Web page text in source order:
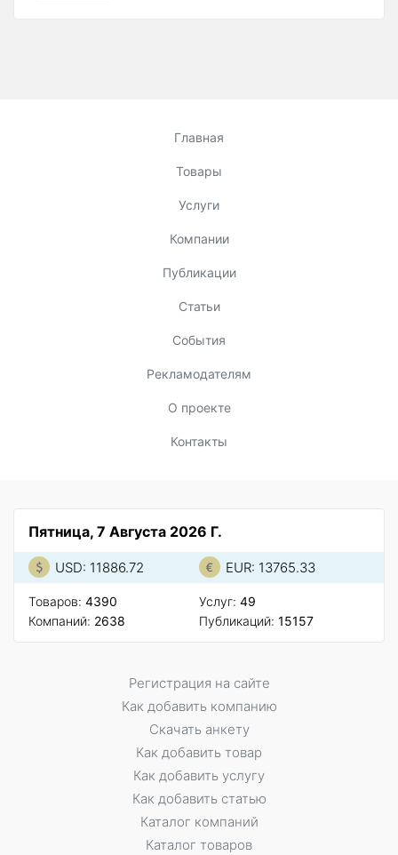
Главная
Товары
Услуги
Компании
Публикации
Статьи
События
Рекламодателям
О проекте
Контакты
Пятница, 7 Августа 2026 Г.
USD: 11886.72 EUR: 13765.33
Товаров: 4390
Компаний: 2638
Услуг: 49
Публикаций: 15157
Регистрация на сайте
Как добавить компанию
Скачать анкету
Как добавить товар
Как добавить услугу
Как добавить статью
Каталог компаний
Каталог товаров